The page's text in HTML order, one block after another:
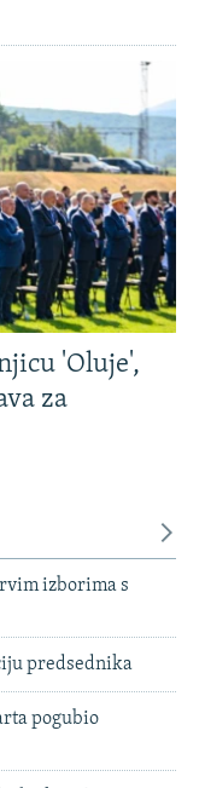
'Oluje',
za
izborima s
predsednika
pogubio